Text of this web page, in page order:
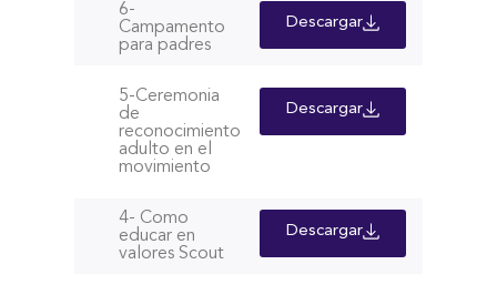
6-
Campamento
para padres
Descargar
5-Ceremonia
de
reconocimiento
adulto en el
movimiento
Descargar
4- Como
educar en
valores Scout
Descargar